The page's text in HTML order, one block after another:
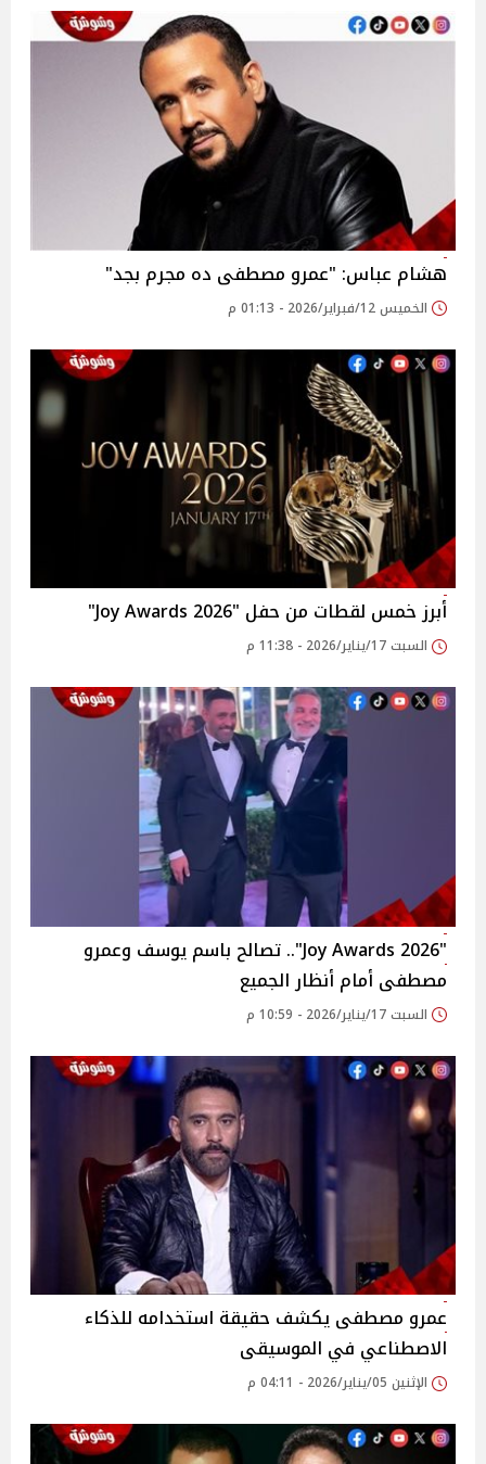
هشام عباس: "عمرو مصطفى ده مجرم بجد"
الخميس 12/فبراير/2026 - 01:13 م
أبرز خمس لقطات من حفل "Joy Awards 2026"
السبت 17/يناير/2026 - 11:38 م
"Joy Awards 2026".. تصالح باسم يوسف وعمرو
مصطفى أمام أنظار الجميع
السبت 17/يناير/2026 - 10:59 م
عمرو مصطفى يكشف حقيقة استخدامه للذكاء
الاصطناعي في الموسيقى
الإثنين 05/يناير/2026 - 04:11 م